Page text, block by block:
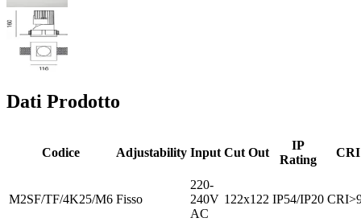
Dati Prodotto
Codice Adjustability Input Cut Out
IP
Rating
CRI
M2SF/TF/4K25/M6 Fisso
220-
240V
AC
122x122 IP54/IP20